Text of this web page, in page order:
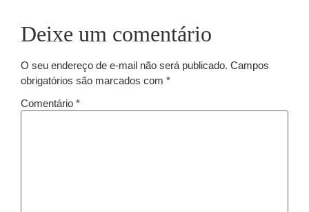
Deixe um comentário
O seu endereço de e-mail não será publicado. Campos
obrigatórios são marcados com *
Comentário *